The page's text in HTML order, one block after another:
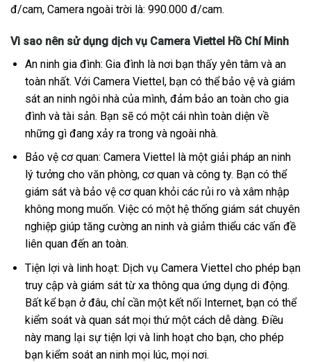
đ/cam, Camera ngoài trời là: 990.000 đ/cam.
Vì sao nên sử dụng dịch vụ Camera Viettel Hồ Chí Minh
An ninh gia đình: Gia đình là nơi bạn thấy yên tâm và an
toàn nhất. Với Camera Viettel, bạn có thể bảo vệ và giám
sát an ninh ngôi nhà của mình, đảm bảo an toàn cho gia
đình và tài sản. Bạn sẽ có một cái nhìn toàn diện về
những gì đang xảy ra trong và ngoài nhà.
Bảo vệ cơ quan: Camera Viettel là một giải pháp an ninh
lý tưởng cho văn phòng, cơ quan và công ty. Bạn có thể
giám sát và bảo vệ cơ quan khỏi các rủi ro và xâm nhập
không mong muốn. Việc có một hệ thống giám sát chuyên
nghiệp giúp tăng cường an ninh và giảm thiểu các vấn đề
liên quan đến an toàn.
Tiện lợi và linh hoạt: Dịch vụ Camera Viettel cho phép bạn
truy cập và giám sát từ xa thông qua ứng dụng di động.
Bất kể bạn ở đâu, chỉ cần một kết nối Internet, bạn có thể
kiểm soát và quan sát mọi thứ một cách dễ dàng. Điều
này mang lại sự tiện lợi và linh hoạt cho bạn, cho phép
bạn kiểm soát an ninh mọi lúc, mọi nơi.